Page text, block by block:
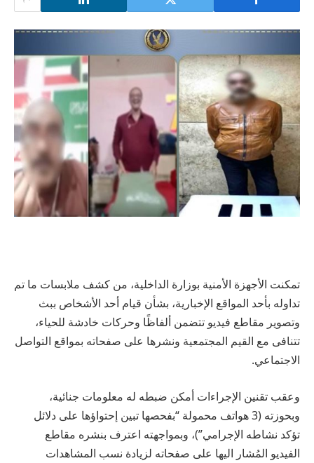
تمكنت الأجهزة الأمنية بوزارة الداخلية، من كشف ملابسات ما تم
تداوله بأحد المواقع الإخبارية، بشأن قيام أحد الأشخاص ببث
وتصوير مقاطع فيديو تتضمن ألفاظًا وحركات خادشة للحياء،
تتنافى مع القيم المجتمعية ونشرها على صفحاته بمواقع التواصل
الاجتماعي.
وعقب تقنين الإجراءات أمكن ضبطه له معلومات جنائية،
وبحوزته (3 هواتف محمولة “بفحصها تبين إحتواؤها على دلائل
تؤكد نشاطه الإجرامي”)، وبمواجهته اعترف بنشره مقاطع
الفيديو المُشار اليها على صفحاته لزيادة نسب المشاهدات